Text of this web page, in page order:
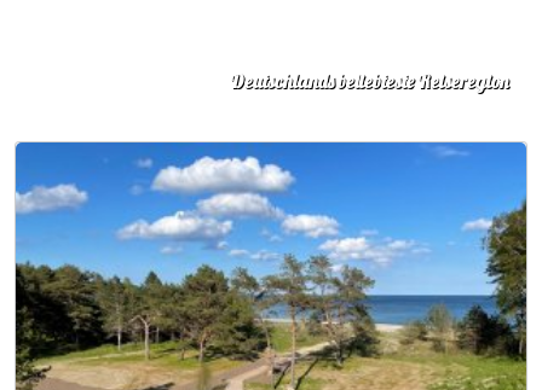
Deutschlands beliebteste Reiseregion